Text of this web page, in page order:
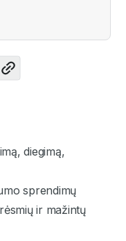
diegimą,
sprendimų
ir mažintų